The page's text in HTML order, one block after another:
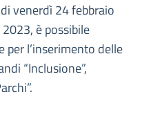
venerdì 24 febbraio
è possibile
per l’inserimento delle
“Inclusione”,